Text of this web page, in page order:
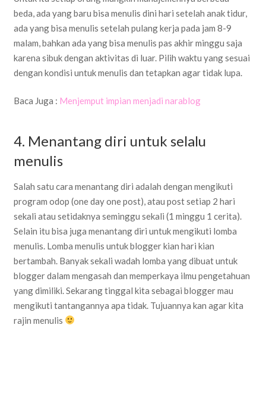
beda, ada yang baru bisa menulis dini hari setelah anak tidur,
ada yang bisa menulis setelah pulang kerja pada jam 8-9
malam, bahkan ada yang bisa menulis pas akhir minggu saja
karena sibuk dengan aktivitas di luar. Pilih waktu yang sesuai
dengan kondisi untuk menulis dan tetapkan agar tidak lupa.
Baca Juga : Menjemput impian menjadi narablog
4. Menantang diri untuk selalu
menulis
Salah satu cara menantang diri adalah dengan mengikuti
program odop (one day one post), atau post setiap 2 hari
sekali atau setidaknya seminggu sekali (1 minggu 1 cerita).
Selain itu bisa juga menantang diri untuk mengikuti lomba
menulis. Lomba menulis untuk blogger kian hari kian
bertambah. Banyak sekali wadah lomba yang dibuat untuk
blogger dalam mengasah dan memperkaya ilmu pengetahuan
yang dimiliki. Sekarang tinggal kita sebagai blogger mau
mengikuti tantangannya apa tidak. Tujuannya kan agar kita
rajin menulis